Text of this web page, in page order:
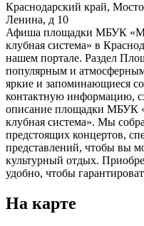
Краснодарский край,
Ленина, д 10
Афиша площадки МБУК
клубная система» в
нашем портале. Раздел
популярным и атмосферным
яркие и запоминающиеся
контактную информацию,
описание площадки МБУК
клубная система». Мы
предстоящих концертов,
представлений, чтобы вы
культурный отдых.
удобно, чтобы
На карте